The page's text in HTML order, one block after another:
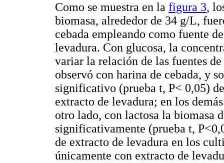
Como se muestra en la figura 3,
biomasa, alrededor de 34 g/L,
cebada empleando como fuente
levadura. Con glucosa, la
variar la relación de las fuentes
observó con harina de cebada, y
significativo (prueba t, P< 0,05)
extracto de levadura; en los
otro lado, con lactosa la biomasa
significativamente (prueba t,
de extracto de levadura en los
únicamente con extracto de